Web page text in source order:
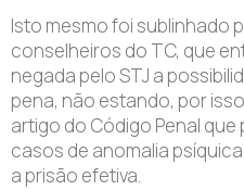
Isto mesmo foi sublinhado
conselheiros do TC, que
negada pelo STJ a
pena, não estando, por
artigo do Código Penal
casos de anomalia
a prisão efetiva.